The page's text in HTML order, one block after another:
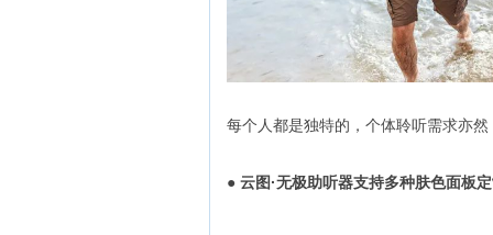
每个人都是独特的，个体聆听需求亦然
● 云图·无极助听器支持多种肤色面板